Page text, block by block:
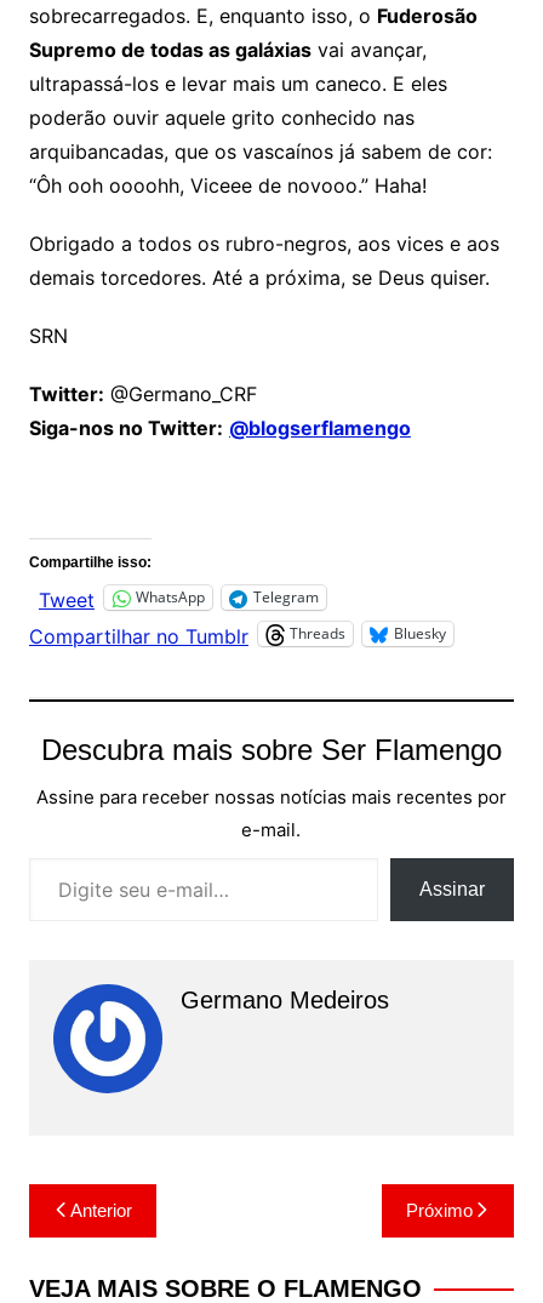
sobrecarregados. E, enquanto isso, o Fuderosão
Supremo de todas as galáxiasvai avançar,
ultrapassá-los e levar mais um caneco. E eles
poderão ouvir aquele grito conhecido nas
arquibancadas, que os vascaínos já sabem de cor:
“Ôh ooh oooohh, Viceee de novooo.” Haha!
Obrigado a todos os rubro-negros, aos vices e aos
demais torcedores. Até a próxima, se Deus quiser.
SRN
Twitter: @Germano_CRF
Siga-nos no Twitter: @blogserflamengo
Compartilhe isso:
Tweet WhatsApp Telegram
Compartilhar no Tumblr Threads Bluesky
Descubra mais sobre Ser Flamengo
Assine para receber nossas notícias mais recentes por
e-mail.
Assinar
Germano Medeiros
Navegação
de
Post
Anterior Próximo
VEJA MAIS SOBRE O FLAMENGO